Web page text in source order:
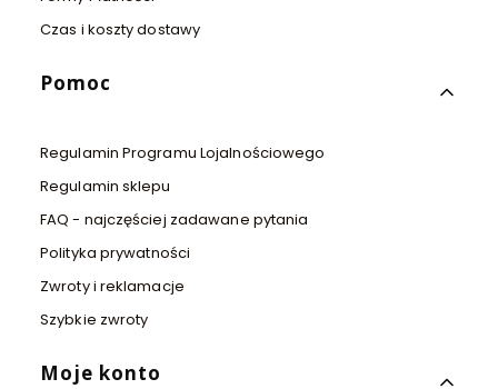
Czas i koszty dostawy
Pomoc
Regulamin Programu Lojalnościowego
Regulamin sklepu
FAQ - najczęściej zadawane pytania
Polityka prywatności
Zwroty i reklamacje
Szybkie zwroty
Moje konto